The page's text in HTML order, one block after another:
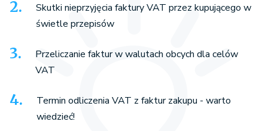
Skutki nieprzyjęcia faktury VAT przez kupującego w
świetle przepisów
Przeliczanie faktur w walutach obcych dla celów
VAT
Termin odliczenia VAT z faktur zakupu - warto
wiedzieć!